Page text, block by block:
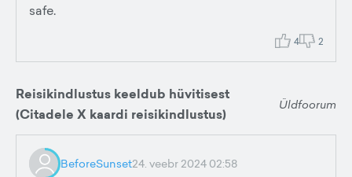
safe.
4 2
Reisikindlustus keeldub hüvitisest
(Citadele X kaardi reisikindlustus)
Üldfoorum
BeforeSunset24. veebr 2024 02:58